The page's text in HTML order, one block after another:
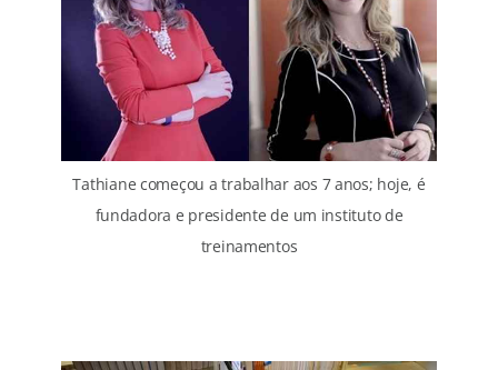
Tathiane começou a trabalhar aos 7 anos; hoje, é
fundadora e presidente de um instituto de
treinamentos